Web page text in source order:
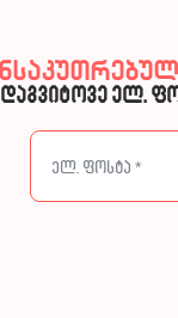
დაგვიტოვე ელ.